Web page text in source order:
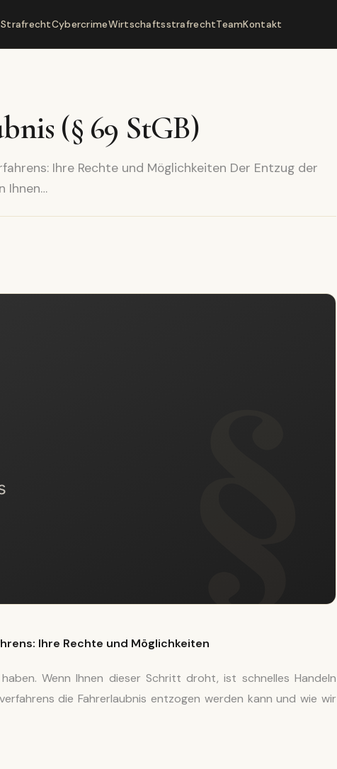
StrafrechtCybercrimeWirtschaftsstrafrechtTeamKontakt
(§ 69 StGB)
Ihre Rechte und Möglichkeiten Der Entzug der
Ihnen…
: Ihre Rechte und Möglichkeiten
Wenn Ihnen dieser Schritt droht, ist schnelles Handeln
die Fahrerlaubnis entzogen werden kann und wie wir